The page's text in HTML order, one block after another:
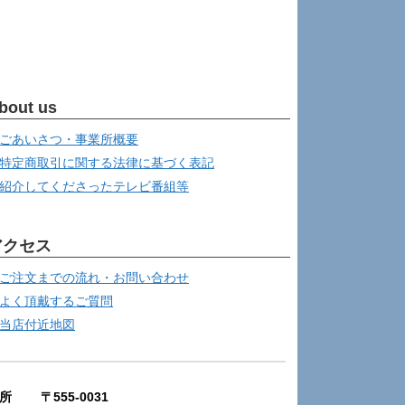
us
ごあいさつ・事業所概要
特定商取引に関する法律に基づく表記
紹介してくださったテレビ番組等
セス
ご注文までの流れ・お問い合わせ
よく頂戴するご質問
当店付近地図
所 〒555-0031